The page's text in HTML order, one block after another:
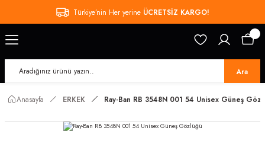
Türkiye’nin Her yerine ÜCRETSİZ KARGO!
Ara
Anasayfa ERKEK Ray-Ban RB 3548N 001 54 Unisex Güneş